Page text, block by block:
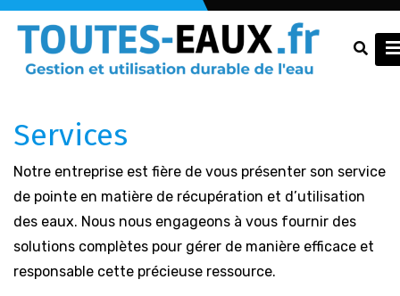
Services
Notre entreprise est fière de vous présenter son service
de pointe en matière de récupération et d’utilisation
des eaux. Nous nous engageons à vous fournir des
solutions complètes pour gérer de manière efficace et
responsable cette précieuse ressource.